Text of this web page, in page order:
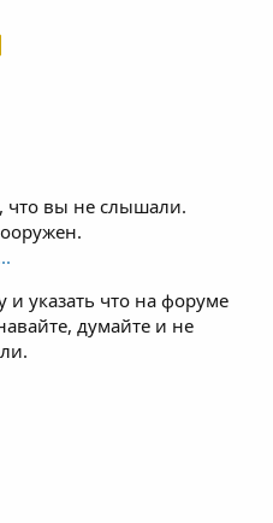
что вы не слышали.
и указать что на форуме
думайте и не